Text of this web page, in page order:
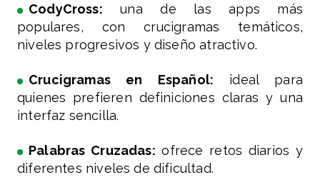
CodyCross: una de las apps más
populares, con crucigramas temáticos,
niveles progresivos y diseño atractivo.
Crucigramas en Español: ideal para
quienes prefieren definiciones claras y una
interfaz sencilla.
Palabras Cruzadas: ofrece retos diarios y
diferentes niveles de dificultad.